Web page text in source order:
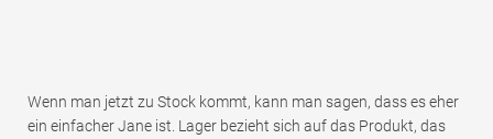
Wenn man jetzt zu Stock kommt, kann man sagen, dass es eher
ein einfacher Jane ist. Lager bezieht sich auf das Produkt, das